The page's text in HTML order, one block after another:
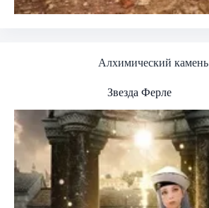
Алхимический камень
Звезда Ферле